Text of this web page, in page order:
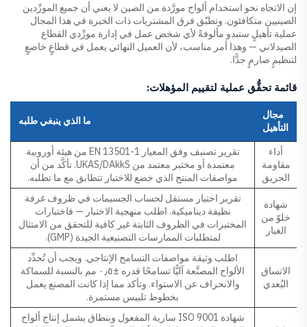
إن الاتجاه نحو استخدام ألواح مورَّدة من الصين لا يعني أن جميع المورِّدين
الصينيين متكافئون. وتطبّق فرق المشتريات ذات الخبرة في هذا المجال
عملية تأهيلٍ ستبدو مألوفةً لأي شخص عمل في إدارة مورِّدي القطاع
الصيدلاني — وهذا أمر مناسب، لأن العميل النهائي يعمل في قطاعٍ خاضعٍ
لتنظيمٍ صارمٍ جدًّا.
قائمة تحقُّق عملية لتقييم المؤهلات:
مجال
التأهيل
ما الذي ينبغي طلبه
أداء
مقاومة
الحريق
تقرير تصنيف وفق المعيار EN 13501-1 من هيئة أوروبية
معتمدة أو مختبر معتمد من UKAS/DAkkS. تأكَّد من أن
مواصفات المنتج الذي خضع للاختبار تتطابق مع ما تطلبه.
شهادة
خلوّ من
الغبار
تقرير اختبار مستقل لحساب الجسيمات في ظروف غرفة
نظيفة ديناميكية. اطلب منهجية الاختبار — فاختبارات
المختبرات في الظروف الثابتة غير كافية للتحقق من الامتثال
لمتطلبات الممارسات التصنيعية الجيدة (GMP).
الاتساق
البُعدي
اطلب وثيقة مواصفات التسامح الإنتاجي. ويجب أن تُحدِّد
الألواح المصنَّعة آليًّا تسامحًا قدره ±٠٫٥ مم بالنسبة للسماكة
والانحراف عن الاستواء. وتأكد مما إذا كانت المصنع يعمل
بخطوط تلبيس مستمرة.
شهادة ISO 9001 سارية المفعول وبنطاق يشمل إنتاج ألواح